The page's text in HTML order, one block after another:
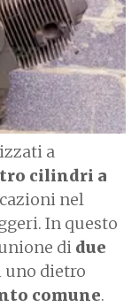
a
cilindri a
nel
In questo
di due
uno dietro
comune.